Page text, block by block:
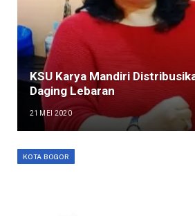
KSU Karya Mandiri
Daging Lebaran
21 MEI 2020
KOTA BOGOR